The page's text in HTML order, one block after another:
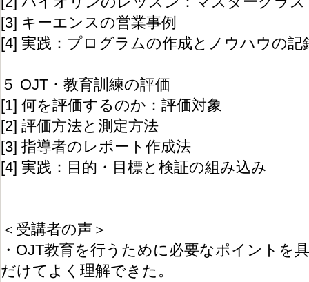
[3] キーエンスの営業事例
[4] 実践：プログラムの作成とノウハウの記
５ OJT・教育訓練の評価
[1] 何を評価するのか：評価対象
[2] 評価方法と測定方法
[3] 指導者のレポート作成法
[4] 実践：目的・目標と検証の組み込み
＜受講者の声＞
・OJT教育を行うために必要なポイントを
だけてよく理解できた。